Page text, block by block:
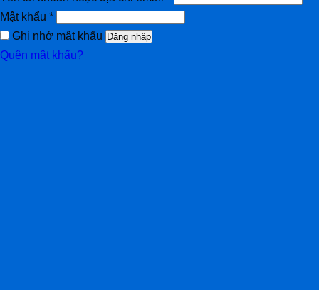
Mật khẩu *
Ghi nhớ mật khẩu Đăng nhập
Quên mật khẩu?